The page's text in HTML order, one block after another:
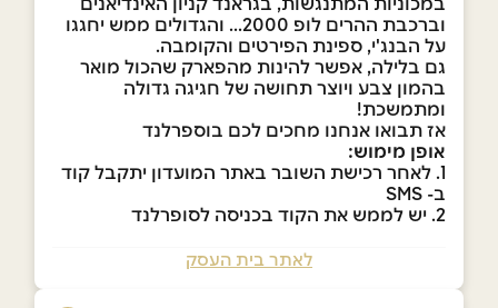
וברכבת ההרים לופ 2000... והגדולים ממש יחגגו
על הבנג'י, ספינת הפירטים והקומבה.
גם בלילה, אפשר להינות מהפארק שהכול מואר
בהמון צבע ויוצר תחושה של חגיגה גדולה
ומתמשכת!
אז תבואו אנחנו מחכים לכם בוספרלנד
אופן מימוש:
1. לאחר רכישת השובר באתר המועדון יתקבל קוד
ב- SMS
2. יש לממש את הקוד בכניסה לסופרלנד
לאתר בית העסק